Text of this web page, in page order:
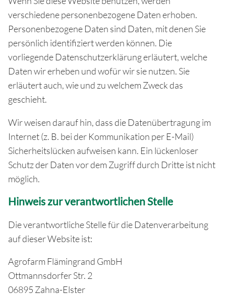
verschiedene personenbezogene Daten erhoben.
Personenbezogene Daten sind Daten, mit denen Sie
persönlich identifiziert werden können. Die
vorliegende Datenschutzerklärung erläutert, welche
Daten wir erheben und wofür wir sie nutzen. Sie
erläutert auch, wie und zu welchem Zweck das
geschieht.
Wir weisen darauf hin, dass die Datenübertragung im
Internet (z. B. bei der Kommunikation per E-Mail)
Sicherheitslücken aufweisen kann. Ein lückenloser
Schutz der Daten vor dem Zugriff durch Dritte ist nicht
möglich.
Hinweis zur verantwortlichen Stelle
Die verantwortliche Stelle für die Datenverarbeitung
auf dieser Website ist:
Agrofarm Flämingrand GmbH
Ottmannsdorfer Str. 2
06895 Zahna-Elster